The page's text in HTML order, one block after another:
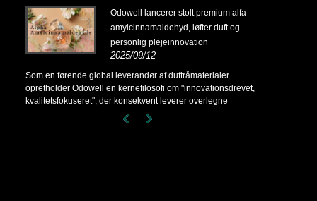
Odowell lancerer stolt premium alfa-
amylcinnamaldehyd, løfter duft og
personlig plejeinnovation
2025/09/12
Som en førende global leverandør af duftråmaterialer
opretholder Odowell en kernefilosofi om "innovationsdrevet,
kvalitetsfokuseret", der konsekvent leverer overlegne
duftløsninger til kunder over hele verden.